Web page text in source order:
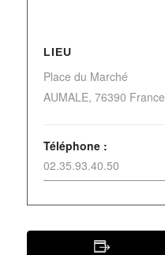
LIEU
Place du Marché
AUMALE, 76390 France
Téléphone :
02.35.93.40.50